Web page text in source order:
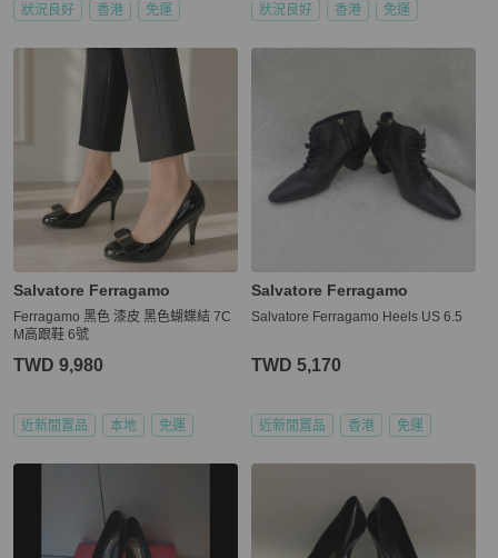
狀況良好 香港 免運 狀況良好 香港 免運
Salvatore Ferragamo
Ferragamo 黑色 漆皮 黑色蝴蝶結 7C
M高跟鞋 6號
TWD 9,980
近新閒置品 本地 免運
Salvatore Ferragamo
Salvatore Ferragamo Heels US 6.5
TWD 5,170
近新閒置品 香港 免運